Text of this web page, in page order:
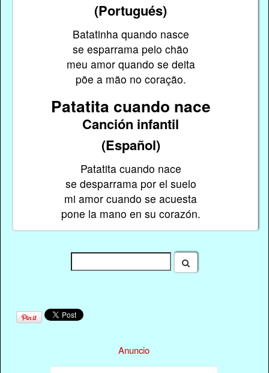
(Portugués)
Batatinha quando nasce
se esparrama pelo chão
meu amor quando se deita
põe a mão no coração.
Patatita cuando nace
Canción infantil
(Español)
Patatita cuando nace
se desparrama por el suelo
mi amor cuando se acuesta
pone la mano en su corazón.
Anuncio